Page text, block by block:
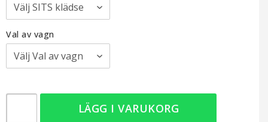
Val av vagn
LÄGG I VARUKORG